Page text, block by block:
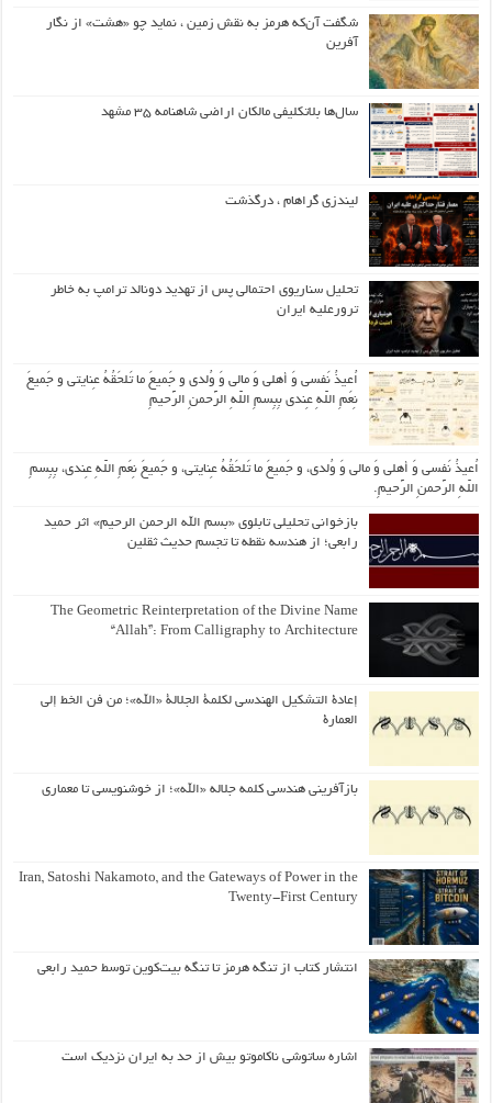
شگفت آن‌که هرمز به نقش زمین ، نماید چو «هشت» از نگار
آفرین
سال‌ها بلاتکلیفی مالکان اراضی شاهنامه ۳۵ مشهد
لیندزی گراهام ، درگذشت
تحلیل سناریوی احتمالی پس از تهدید دونالد ترامپ به خاطر
ترورعلیه ایران
اُعیذُ نَفسی وَ أهلی وَ مالی وَ وُلدی و جَمیعَ ما تَلحَقُهُ عِنایتی و جَمیعَ
نِعَمِ اللّهِ عِندی بِبِسمِ اللّهِ الرَّحمنِ الرَّحیمِ
اُعیذُ نَفسی وَ أهلی وَ مالی وَ وُلدی، و جَمیعَ ما تَلحَقُهُ عِنایتی، و جَمیعَ نِعَمِ اللّهِ عِندی، بِبِسمِ
اللّهِ الرَّحمنِ الرَّحیمِ.
بازخوانی تحلیلی تابلوی «بسم الله الرحمن الرحیم» اثر حمید
رابعی؛ از هندسه نقطه تا تجسم حدیث ثقلین
The Geometric Reinterpretation of the Divine Name
“Allah”: From Calligraphy to Architecture
إعادة التشكيل الهندسي لكلمة الجلالة «الله»؛ من فن الخط إلى
العمارة
بازآفرینی هندسی کلمه جلاله «الله»؛ از خوشنویسی تا معماری
Iran, Satoshi Nakamoto, and the Gateways of Power in the
Twenty-First Century
انتشار کتاب از تنگه هرمز تا تنگه بیت‌کوین توسط حمید رابعی
اشاره ساتوشی ناکاموتو بیش از حد به ایران نزدیک است